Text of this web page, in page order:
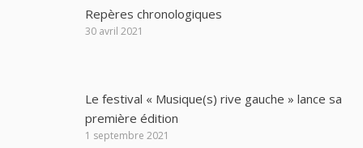
Repères chronologiques
30 avril 2021
Le festival « Musique(s) rive gauche » lance sa
première édition
1 septembre 2021